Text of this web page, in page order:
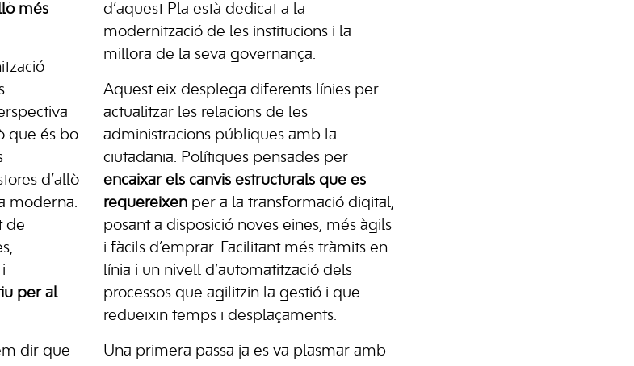
més
que és bo
d’allò
moderna.
de
per al
dir que
d’aquest Pla està dedicat a la
modernització de les institucions i la
millora de la seva governança.
Aquest eix desplega diferents línies per
actualitzar les relacions de les
administracions públiques amb la
ciutadania. Polítiques pensades per
encaixar els canvis estructurals que es
requereixen per a la transformació digital,
posant a disposició noves eines, més àgils
i fàcils d’emprar. Facilitant més tràmits en
línia i un nivell d’automatització dels
processos que agilitzin la gestió i que
redueixin temps i desplaçaments.
Una primera passa ja es va plasmar amb